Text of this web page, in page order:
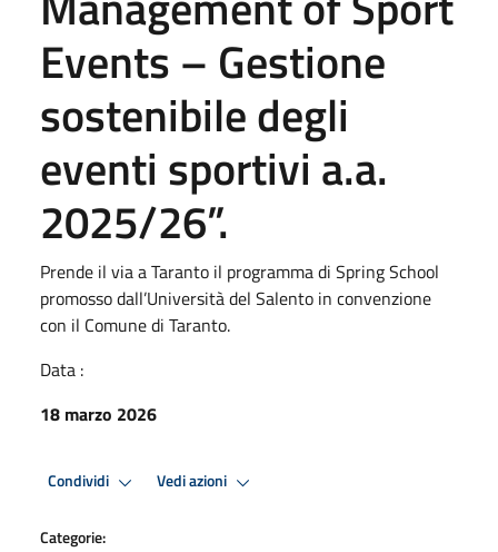
Events – Gestione
sostenibile degli
eventi sportivi a.a.
2025/26”.
Prende il via a Taranto il programma di Spring School
promosso dall’Università del Salento in convenzione
con il Comune di Taranto.
Data :
18 marzo 2026
Condividi Vedi azioni
Categorie: